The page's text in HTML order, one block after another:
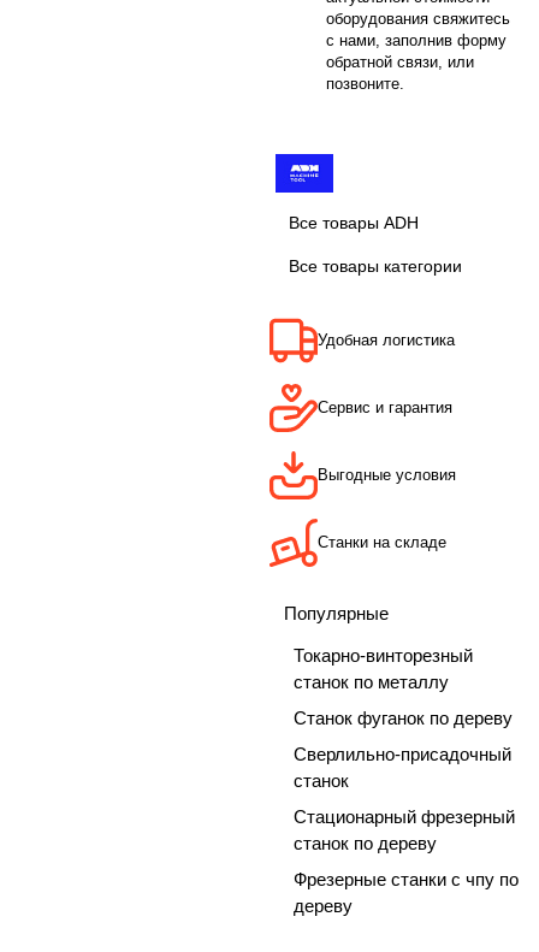
оборудования свяжитесь
с нами, заполнив форму
обратной связи, или
позвоните.
Все товары ADH
Все товары категории
Удобная логистика
Сервис и гарантия
Выгодные условия
Станки на складе
Популярные
Токарно-винторезный
станок по металлу
Станок фуганок по дереву
Сверлильно-присадочный
станок
Стационарный фрезерный
станок по дереву
Фрезерные станки с чпу по
дереву